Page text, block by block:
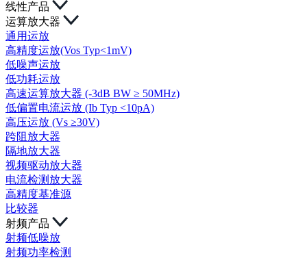
线性产品
运算放大器
通用运放
高精度运放(Vos Typ<1mV)
低噪声运放
低功耗运放
高速运算放大器 (-3dB BW ≥ 50MHz)
低偏置电流运放 (Ib Typ <10pA)
高压运放 (Vs ≥30V)
跨阻放大器
隔地放大器
视频驱动放大器
电流检测放大器
高精度基准源
比较器
射频产品
射频低噪放
射频功率检测